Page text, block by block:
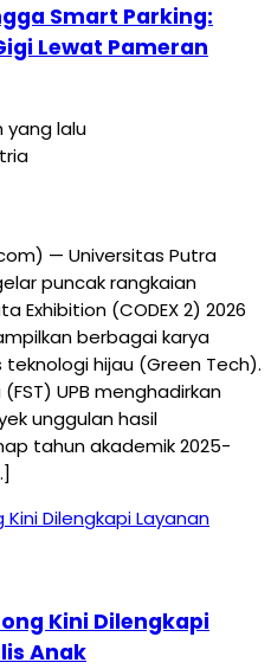
Smart Parking:
Lewat Pameran
yang lalu
— Universitas Putra
puncak rangkaian
Exhibition (CODEX 2) 2026
berbagai karya
hijau (Green Tech).
UPB menghadirkan
unggulan hasil
tahun akademik 2025-
Kini Dilengkapi
Anak